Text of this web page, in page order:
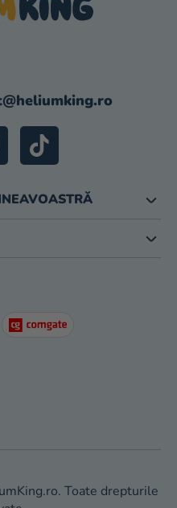
@heliumking.ro
. Toate drepturile